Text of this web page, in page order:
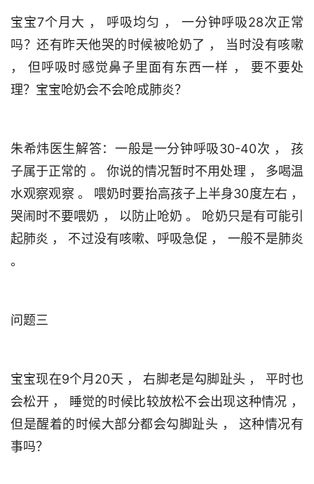
宝宝7个月大 ， 呼吸均匀 ， 一分钟呼吸28次正常
吗？还有昨天他哭的时候被呛奶了 ， 当时没有咳嗽
， 但呼吸时感觉鼻子里面有东西一样 ， 要不要处
朱希炜医生解答：一般是一分钟呼吸30-40次 ， 孩
子属于正常的 。 你说的情况暂时不用处理 ， 多喝温
水观察观察 。 喂奶时要抬高孩子上半身30度左右 ，
哭闹时不要喂奶 ， 以防止呛奶 。 呛奶只是有可能引
起肺炎 ， 不过没有咳嗽、呼吸急促 ， 一般不是肺炎
宝宝现在9个月20天 ， 右脚老是勾脚趾头 ， 平时也
会松开 ， 睡觉的时候比较放松不会出现这种情况 ，
但是醒着的时候大部分都会勾脚趾头 ， 这种情况有